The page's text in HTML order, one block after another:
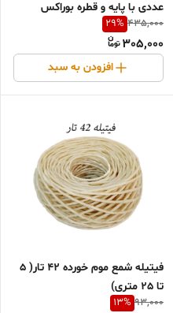
عددی با پایه و قطره بوراکس
435,000
29%
305,000
افزودن به سبد
فیتیله شمع موم خورده 42 تار( 5
تا 25 متری)
93,000
13%